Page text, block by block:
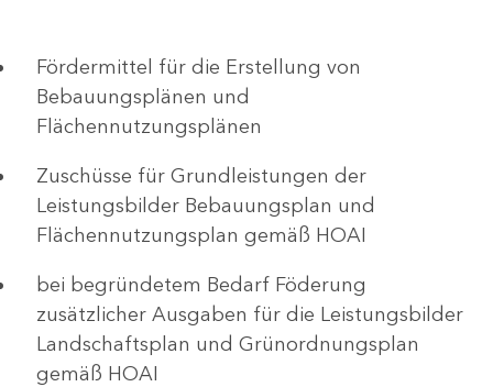
Fördermittel für die Erstellung von
Bebauungsplänen und
Flächennutzungsplänen
Zuschüsse für Grundleistungen der
Leistungsbilder Bebauungsplan und
Flächennutzungsplan gemäß HOAI
bei begründetem Bedarf Föderung
zusätzlicher Ausgaben für die Leistungsbilder
Landschaftsplan und Grünordnungsplan
gemäß HOAI